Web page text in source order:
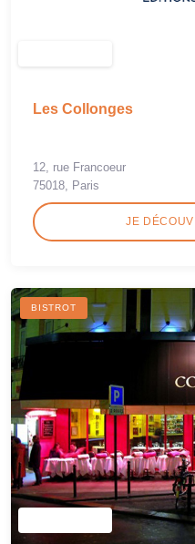
Les Collonges
12, rue Francoeur
75018, Paris
JE
BISTROT